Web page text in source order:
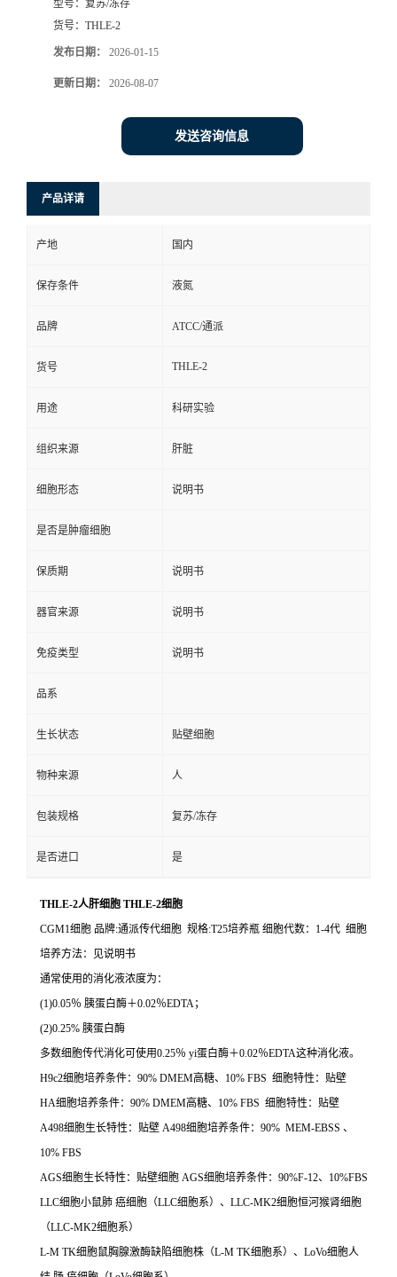
型号： 复苏/冻存
货号： THLE-2
发布日期： 2026-01-15
更新日期： 2026-08-07
发送咨询信息
产品详请
产地 国内
保存条件 液氮
品牌 ATCC/通派
货号 THLE-2
用途 科研实验
组织来源 肝脏
细胞形态 说明书
是否是肿瘤细胞
保质期 说明书
器官来源 说明书
免疫类型 说明书
品系
生长状态 贴壁细胞
物种来源 人
包装规格 复苏/冻存
是否进口 是
THLE-2人肝细胞 THLE-2细胞
CGM1细胞 品牌:通派传代细胞 规格:T25培养瓶 细胞代数：1-4代 细胞
培养方法：见说明书
通常使用的消化液浓度为：
(1)0.05％ 胰蛋白酶＋0.02％EDTA；
(2)0.25% 胰蛋白酶
多数细胞传代消化可使用0.25％ yi蛋白酶＋0.02％EDTA这种消化液。
H9c2细胞培养条件：90% DMEM高糖、10% FBS 细胞特性：贴壁
HA细胞培养条件：90% DMEM高糖、10% FBS 细胞特性：贴壁
A498细胞生长特性：贴壁 A498细胞培养条件：90% MEM-EBSS 、
10% FBS
AGS细胞生长特性：贴壁细胞 AGS细胞培养条件：90%F-12、10%FBS
LLC细胞小鼠肺 癌细胞（LLC细胞系）、LLC-MK2细胞恒河猴肾细胞
（LLC-MK2细胞系）
L-M TK细胞鼠胸腺激酶缺陷细胞株（L-M TK细胞系）、LoVo细胞人